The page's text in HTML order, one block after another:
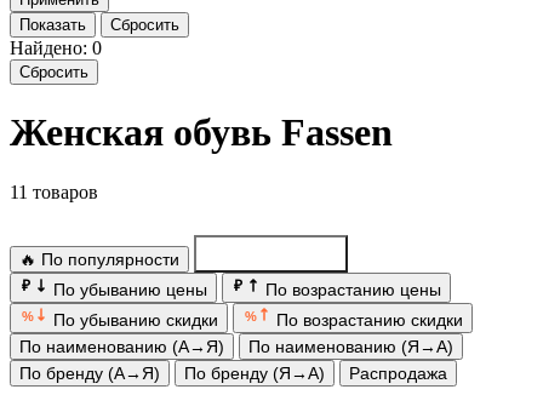
Показать Сбросить
Найдено: 0
Сбросить
Женская обувь Fassen
11 товаров
🔥 По популярности
₽ По убыванию цены ₽ По возрастанию цены
% По убыванию скидки %
По возрастанию скидки
По наименованию (А→Я)
По наименованию (Я→А)
По бренду (А→Я)
По бренду (Я→А) Распродажа